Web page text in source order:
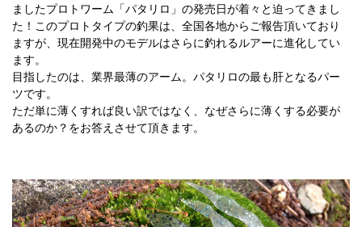
ましたプロトワーム「パタリロ」の発売日が着々と迫ってきまし
た！このプロトタイプの釣果は、全国各地からご報告頂いており
ますが、現在開発中のモデルはさらに釣れるルアーに進化してい
ます。
目指したのは、業界最薄のアーム。パタリロの最も肝となるパー
ツです。
ただ単に薄くすれば良い訳ではなく、なぜさらに薄くする必要が
あるのか？をお答えさせて頂きます。